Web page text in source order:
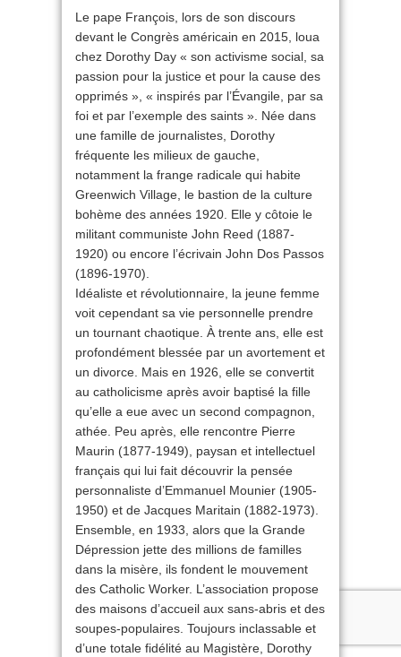
Le pape François, lors de son discours
devant le Congrès américain en 2015, loua
chez Dorothy Day « son activisme social, sa
passion pour la justice et pour la cause des
opprimés », « inspirés par l’Évangile, par sa
foi et par l’exemple des saints ». Née dans
une famille de journalistes, Dorothy
fréquente les milieux de gauche,
notamment la frange radicale qui habite
Greenwich Village, le bastion de la culture
bohème des années 1920. Elle y côtoie le
militant communiste John Reed (1887-
1920) ou encore l’écrivain John Dos Passos
(1896-1970).
Idéaliste et révolutionnaire, la jeune femme
voit cependant sa vie personnelle prendre
un tournant chaotique. À trente ans, elle est
profondément blessée par un avortement et
un divorce. Mais en 1926, elle se convertit
au catholicisme après avoir baptisé la fille
qu’elle a eue avec un second compagnon,
athée. Peu après, elle rencontre Pierre
Maurin (1877-1949), paysan et intellectuel
français qui lui fait découvrir la pensée
personnaliste d’Emmanuel Mounier (1905-
1950) et de Jacques Maritain (1882-1973).
Ensemble, en 1933, alors que la Grande
Dépression jette des millions de familles
dans la misère, ils fondent le mouvement
des Catholic Worker. L’association propose
des maisons d’accueil aux sans-abris et des
soupes-populaires. Toujours inclassable et
d’une totale fidélité au Magistère, Dorothy